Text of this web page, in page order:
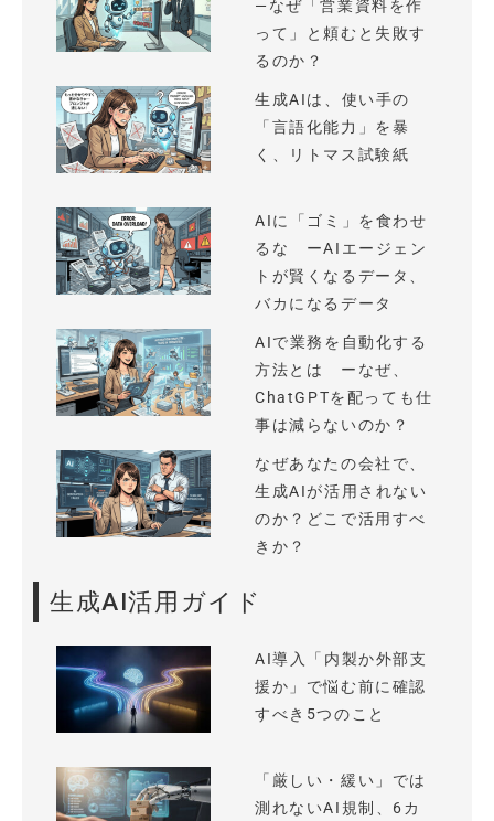
—なぜ「営業資料を作
って」と頼むと失敗す
るのか？
生成AIは、使い手の
「言語化能力」を暴
く、リトマス試験紙
AIに「ゴミ」を食わせ
るな ーAIエージェン
トが賢くなるデータ、
バカになるデータ
AIで業務を自動化する
方法とは ーなぜ、
ChatGPTを配っても仕
事は減らないのか？
なぜあなたの会社で、
生成AIが活用されない
のか？どこで活用すべ
きか？
生成AI活用ガイド
AI導入「内製か外部支
援か」で悩む前に確認
すべき5つのこと
「厳しい・緩い」では
測れないAI規制、6カ